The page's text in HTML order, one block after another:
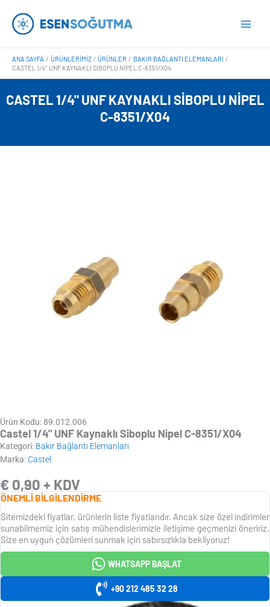
atla
ANA SAYFA ÜRÜNLERIMIZ ÜRÜNLER
BAKIR BAĞLANTI ELEMANLARI
CASTEL 1/4″ UNF KAYNAKLI SIBOPLU NIPEL C-8351/X04
CASTEL 1/4" UNF KAYNAKLI SIBOPLU NIPEL
C-8351/X04
Ürün Kodu: 89.012.006
Castel 1/4" UNF Kaynaklı Siboplu Nipel C-8351/X04
Kategori: Bakır Bağlantı Elemanları
Marka: Castel
€ 0,90 + KDV
ÖNEMLİ BİLGİLENDİRME
Sitemizdeki fiyatlar, ürünlerin liste fiyatlarıdır. Ancak size özel indirimler
sunabilmemiz için satış mühendislerimizle iletişime geçmenizi öneririz.
Size en uygun çözümleri sunmak için sabırsızlıkla bekliyoruz!
WHATSAPP BAŞLAT
+90 212 485 32 28